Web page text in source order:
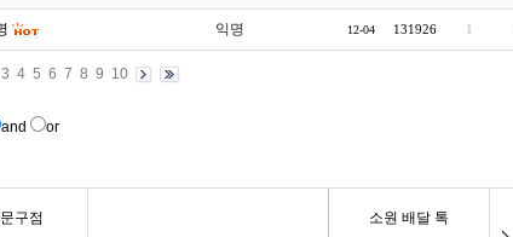
익명 12-04 131926 1
3 4 5 6 7 8 9 10
and or